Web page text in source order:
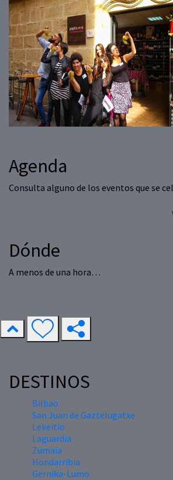
Agenda
Consulta alguno de los eventos que se
Dónde
A menos de una hora…
DESTINOS
Bilbao
San Juan de Gaztelugatxe
Lekeitio
Laguardia
Zumaia
Hondarribia
Gernika-Lumo